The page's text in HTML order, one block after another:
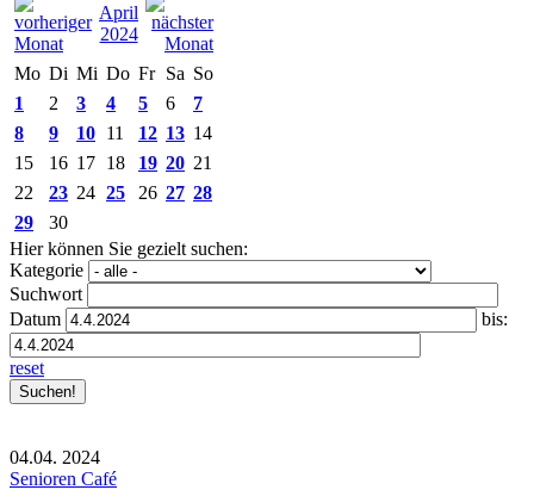
April
2024
Mo Di Mi Do Fr Sa So
1
2 3 4 5 6
7
8
9 10 11 12 13 14
15
16 17 18 19 20 21
22
23 24 25 26 27 28
29
30
Hier können Sie gezielt suchen:
Kategorie
Suchwort
Datum
bis:
reset
04.04. 2024
Senioren Café